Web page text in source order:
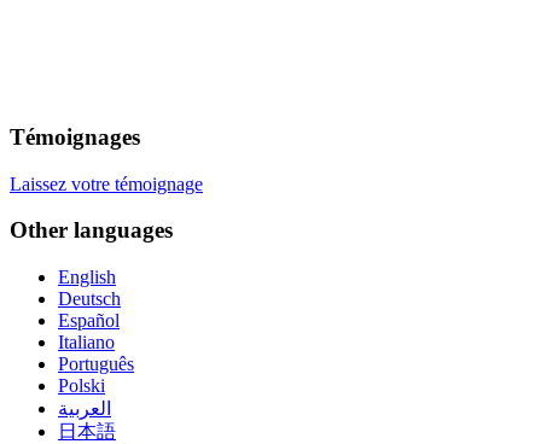
Témoignages
Laissez votre témoignage
Other languages
English
Deutsch
Español
Italiano
Português
Polski
العربية
日本語